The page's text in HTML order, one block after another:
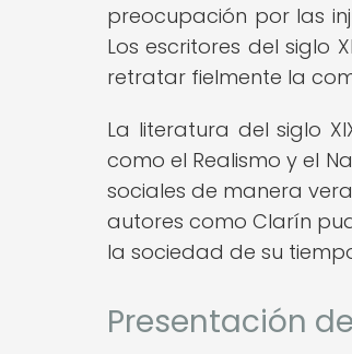
preocupación por las
Los escritores del siglo
retratar fielmente la
La literatura del siglo
como el Realismo y el
sociales de manera
autores como Clarín
la sociedad de su
Presentación